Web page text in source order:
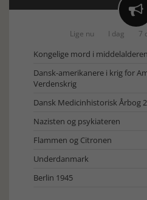

Lige nu I dag 7
Kongelige mord i middelalderen
Dansk-amerikanere i krig for
Verdenskrig
Dansk Medicinhistorisk Årbog
Nazisten og psykiateren
Flammen og Citronen
Underdanmark
Berlin 1945